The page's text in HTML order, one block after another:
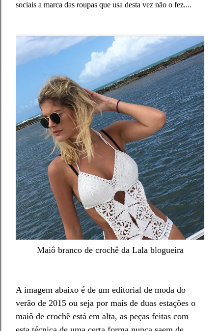
sociais a marca das roupas que usa desta vez não o fez....
Maiô branco de crochê da Lala blogueira
A imagem abaixo é de um editorial de moda do
verão de 2015 ou seja por mais de duas estações o
maiô de crochê está em alta, as peças feitas com